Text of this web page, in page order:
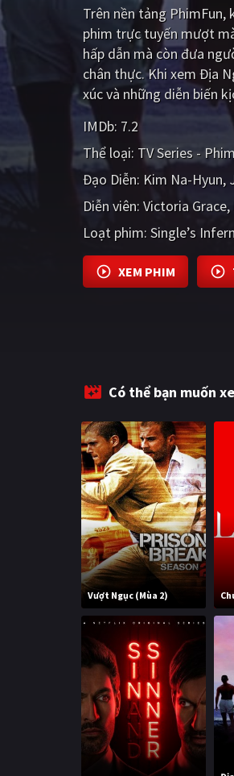
Trên nền tảng PhimFun,
phim trực tuyến mượt
hấp dẫn mà còn đưa
chân thực. Khi xem Địa
xúc và những diễn biến
IMDb: 7.2
Thể loại: TV Series -
Đạo Diễn: Kim Na-Hyun
Diễn viên: Victoria Grace
Loạt phim: Single’s
XEM PHIM
Có thể bạn muốn
Vượt Ngục (Mùa 2)